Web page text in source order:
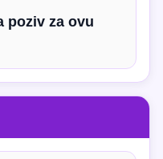
poziv za ovu